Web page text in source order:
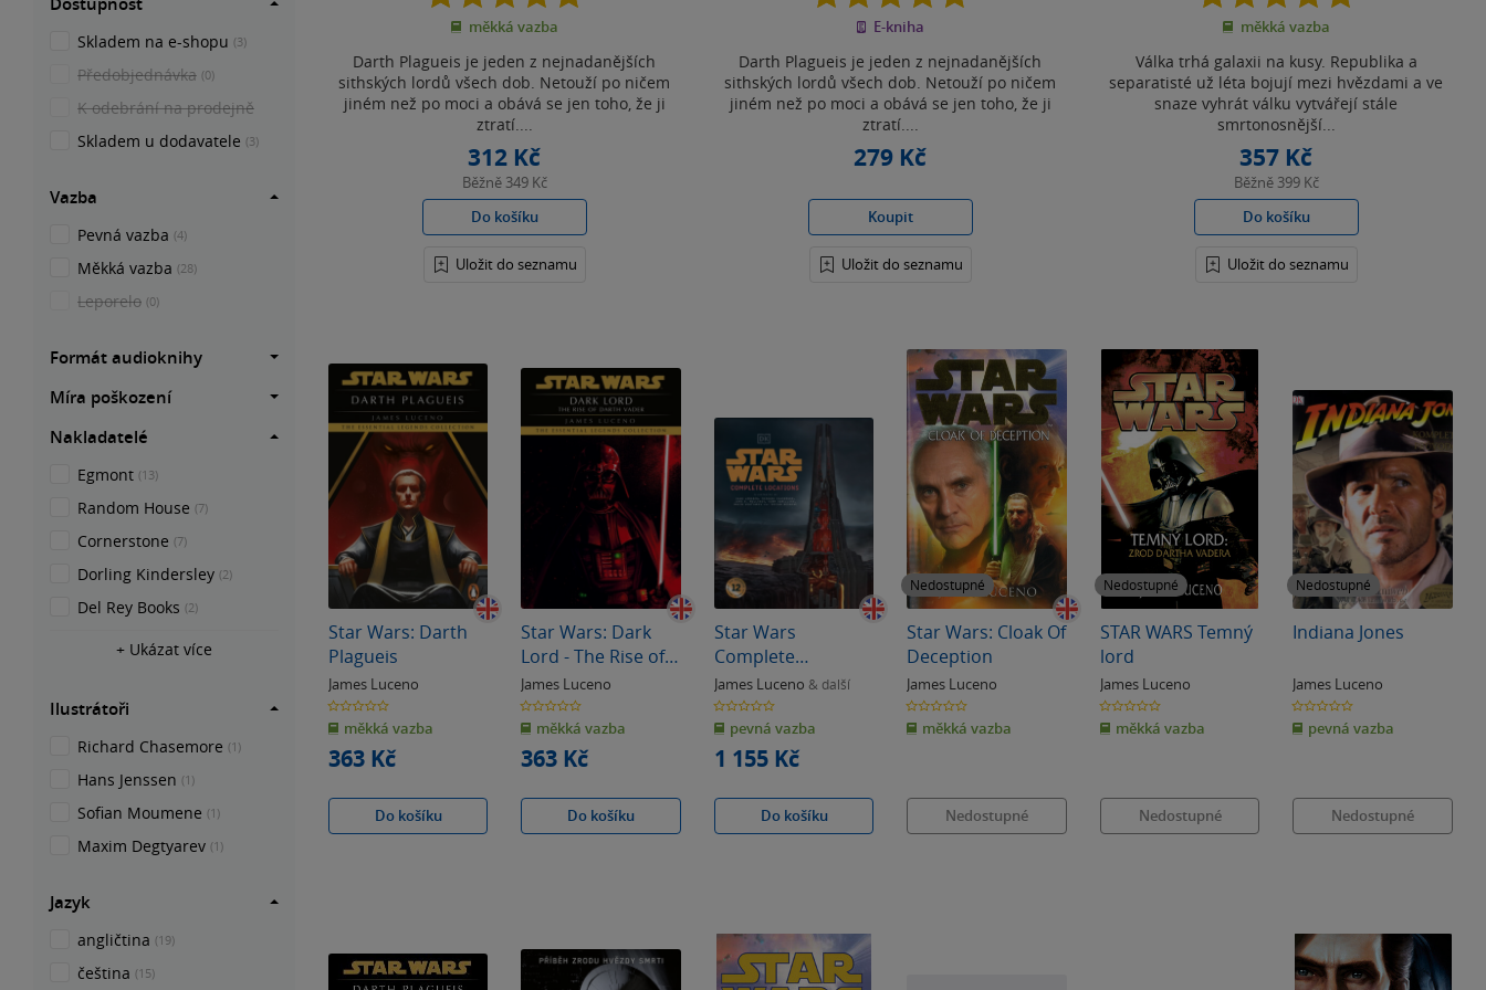
z
5
měkká vazba
Darth Plagueis je jeden z nejnadanějších
sithských lordů všech dob. Netouží po ničem
jiném než po moci a obává se jen toho, že ji
ztratí....
312 Kč
Běžně 349 Kč
Do košíku
Uložit do seznamu
z
5
E-kniha
Darth Plagueis je jeden z nejnadanějších
sithských lordů všech dob. Netouží po ničem
jiném než po moci a obává se jen toho, že ji
ztratí....
279 Kč
Koupit
Uložit do seznamu
z
5
měkká vazba
Válka trhá galaxii na kusy. Republika a
separatisté už léta bojují mezi hvězdami a ve
snaze vyhrát válku vytvářejí stále
smrtonosnější...
357 Kč
Běžně 399 Kč
Do košíku
Uložit do seznamu
Star Wars: Darth
Plagueis
James Luceno
0.0
z
5
hvězdiček
měkká vazba
363 Kč
Do košíku
Star Wars: Dark
Lord - The Rise of
Darth Vader
James Luceno
0.0
z
5
hvězdiček
měkká vazba
363 Kč
Do košíku
Star Wars
Complete
Locations New
Edition
James Luceno & další
0.0
z
5
hvězdiček
pevná vazba
1 155 Kč
Do košíku
Nedostupné
Star Wars: Cloak Of
Deception
James Luceno
0.0
z
5
hvězdiček
měkká vazba
Nedostupné
Nedostupné
STAR WARS Temný
lord
James Luceno
0.0
z
5
hvězdiček
měkká vazba
Nedostupné
Nedostupné
Indiana Jones
James Luceno
0.0
z
5
hvězdiček
pevná vazba
Nedostupné
Skladem na e-shopu (3)
Předobjednávka (0)
K odebrání na prodejně
Skladem u dodavatele (3)
Vazba
Pevná vazba (4)
Měkká vazba (28)
Leporelo (0)
Formát audioknihy
Míra poškození
Nakladatelé
Egmont (13)
Random House (7)
Cornerstone (7)
Dorling Kindersley (2)
Del Rey Books (2)
+ Ukázat více
Ilustrátoři
Richard Chasemore (1)
Hans Jenssen (1)
Sofian Moumene (1)
Maxim Degtyarev (1)
Jazyk
angličtina (19)
čeština (15)